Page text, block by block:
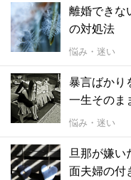
離婚できな
の対処法
悩み・迷い
暴言ばかり
一生そのま
悩み・迷い
旦那が嫌い
面夫婦の付